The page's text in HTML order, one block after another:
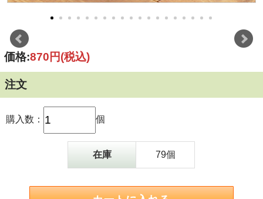
価格:870円(税込)
注文
購入数： 個
在庫 79個